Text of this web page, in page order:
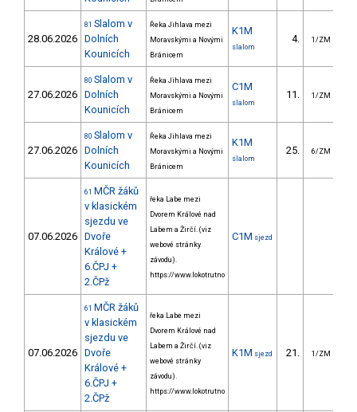
28.06.2026
81 Slalom v
Dolních
Kounicích
Řeka Jihlava mezi
Moravskými a Novými
Bránicem
K1M
slalom
4. 1/ZM
27.06.2026
80 Slalom v
Dolních
Kounicích
Řeka Jihlava mezi
Moravskými a Novými
Bránicem
C1M
slalom
11. 1/ZM
27.06.2026
80 Slalom v
Dolních
Kounicích
Řeka Jihlava mezi
Moravskými a Novými
Bránicem
K1M
slalom
25. 6/ZM
07.06.2026
61 MČR žáků
v klasickém
sjezdu ve
Dvoře
Králové +
6.ČPJ +
2.ČPž
řeka Labe mezi
Dvorem Králové nad
Labem a Žirčí. (viz
webové stránky
závodu).
https://www.lokotrutno
C1M sjezd
07.06.2026
61 MČR žáků
v klasickém
sjezdu ve
Dvoře
Králové +
6.ČPJ +
2.ČPž
řeka Labe mezi
Dvorem Králové nad
Labem a Žirčí. (viz
webové stránky
závodu).
https://www.lokotrutno
K1M sjezd 21. 1/ZM